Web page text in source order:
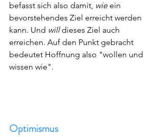
befasst sich also damit, wie ein
bevorstehendes Ziel erreicht werden
kann. Und will dieses Ziel auch
erreichen. Auf den Punkt gebracht
bedeutet Hoffnung also "wollen und
wissen wie".
Optimismus